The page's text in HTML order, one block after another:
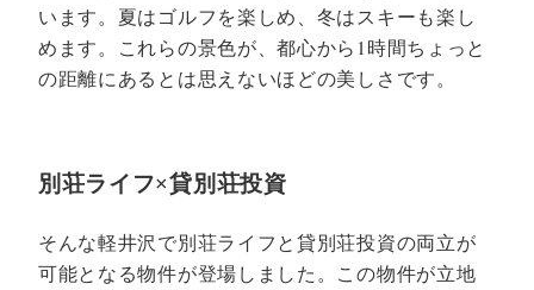
います。夏はゴルフを楽しめ、冬はスキーも楽し
めます。これらの景色が、都心から1時間ちょっと
の距離にあるとは思えないほどの美しさです。
別荘ライフ×貸別荘投資
そんな軽井沢で別荘ライフと貸別荘投資の両立が
可能となる物件が登場しました。この物件が立地